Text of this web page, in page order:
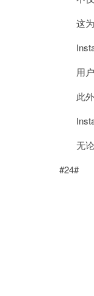
这为
用户
此外
无论
#24#